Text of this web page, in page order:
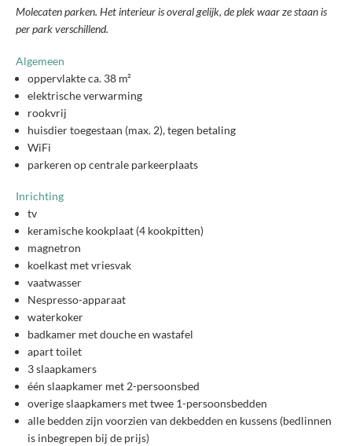
Molecaten parken. Het interieur is overal gelijk, de plek waar ze staan is
per park verschillend.
Algemeen
oppervlakte ca. 38 m²
elektrische verwarming
rookvrij
huisdier toegestaan (max. 2), tegen betaling
WiFi
parkeren op centrale parkeerplaats
Inrichting
tv
keramische kookplaat (4 kookpitten)
magnetron
koelkast met vriesvak
vaatwasser
Nespresso-apparaat
waterkoker
badkamer met douche en wastafel
apart toilet
3 slaapkamers
één slaapkamer met 2-persoonsbed
overige slaapkamers met twee 1-persoonsbedden
alle bedden zijn voorzien van dekbedden en kussens (bedlinnen
is inbegrepen bij de prijs)